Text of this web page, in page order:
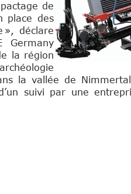
de
place des
», déclare
Germany
la région
la vallée de
suivi par une